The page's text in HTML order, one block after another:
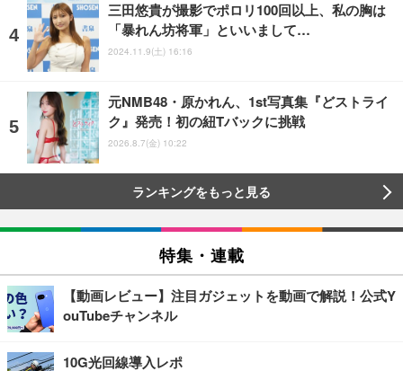
三田悠貴が撮影でポロリ100回以上、私の胸は
「暴れん坊将軍」といいまして…
2024.11.9(土) 16:16
元NMB48・原かれん、1st写真集『どストライ
ク』発売！初の紐Tバックに挑戦
2026.8.7(金) 10:22
ランキングをもっと見る
特集・連載
【動画レビュー】注目ガジェットを動画で解説！公式Y
ouTubeチャンネル
10G光回線導入レポ